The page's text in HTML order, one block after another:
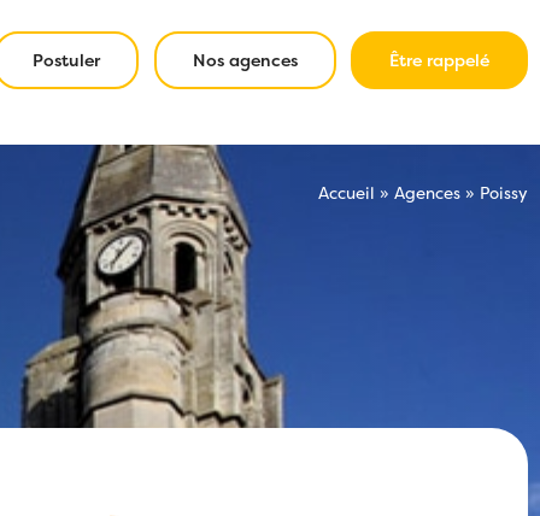
Postuler Nos agences Être rappelé
Accueil » Agences » Poissy